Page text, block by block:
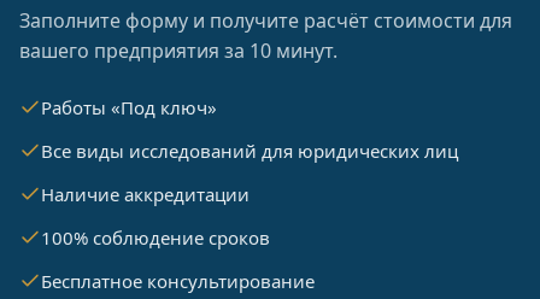
Заполните форму и получите расчёт стоимости для
вашего предприятия за 10 минут.
Работы «Под ключ»
Все виды исследований для юридических лиц
Наличие аккредитации
100% соблюдение сроков
Бесплатное консультирование